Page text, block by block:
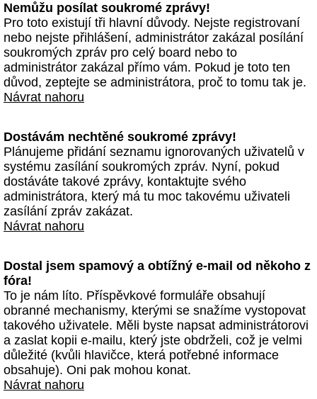
Nemůžu posílat soukromé zprávy!
Pro toto existují tři hlavní důvody. Nejste registrovaní
nebo nejste přihlášení, administrátor zakázal posílání
soukromých zpráv pro celý board nebo to
administrátor zakázal přímo vám. Pokud je toto ten
důvod, zeptejte se administrátora, proč to tomu tak je.
Návrat nahoru
Dostávám nechtěné soukromé zprávy!
Plánujeme přidání seznamu ignorovaných uživatelů v
systému zasílání soukromých zpráv. Nyní, pokud
dostáváte takové zprávy, kontaktujte svého
administrátora, který má tu moc takovému uživateli
zasílání zpráv zakázat.
Návrat nahoru
Dostal jsem spamový a obtížný e-mail od někoho z
fóra!
To je nám líto. Příspěvkové formuláře obsahují
obranné mechanismy, kterými se snažíme vystopovat
takového uživatele. Měli byste napsat administrátorovi
a zaslat kopii e-mailu, který jste obdrželi, což je velmi
důležité (kvůli hlavičce, která potřebné informace
obsahuje). Oni pak mohou konat.
Návrat nahoru